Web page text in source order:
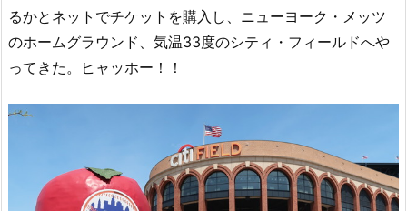
るかとネットでチケットを購入し、ニューヨーク・メッツ
のホームグラウンド、気温33度のシティ・フィールドへや
ってきた。ヒャッホー！！